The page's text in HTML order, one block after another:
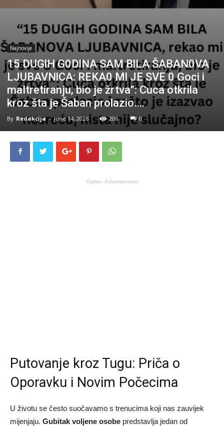
Najnovije
15 DUGlH G0DlNA SAM BlLA ŠABAN0VA
LJUBAVNlCA: REKA0 Ml JE SVE 0 Goci i
maItretiranju, bio je žrtva”: Cuca otkrila
kroz šta je Šaban prolazio….
By Redakcija - June 14, 2026 206 0
Oglasi - Advertisement
Putovanje kroz Tugu: Priča o
Oporavku i Novim Počecima
U životu se često suočavamo s trenucima koji nas zauvijek
mijenjaju. Gubitak voljene osobe predstavlja jedan od